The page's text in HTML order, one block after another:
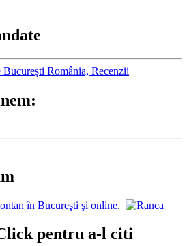
pentru a-l citi